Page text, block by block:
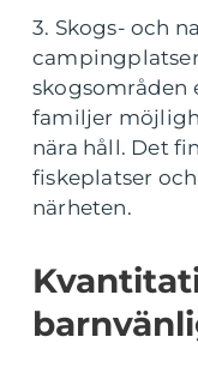
3. Skogs- och
skogsområden
familjer
nära håll. Det
fiskeplatser
närheten.